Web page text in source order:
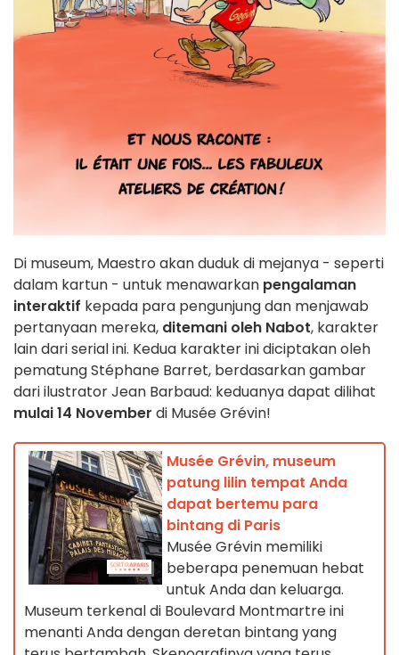
Di museum, Maestro akan duduk di mejanya - seperti
dalam kartun - untuk menawarkan pengalaman
interaktif kepada para pengunjung dan menjawab
pertanyaan mereka, ditemani oleh Nabot, karakter
lain dari serial ini. Kedua karakter ini diciptakan oleh
pematung Stéphane Barret, berdasarkan gambar
dari ilustrator Jean Barbaud: keduanya dapat dilihat
mulai 14 November di Musée Grévin!
Musée Grévin, museum
patung lilin tempat Anda
dapat bertemu para
bintang di Paris
Musée Grévin memiliki
beberapa penemuan hebat
untuk Anda dan keluarga.
Museum terkenal di Boulevard Montmartre ini
menanti Anda dengan deretan bintang yang